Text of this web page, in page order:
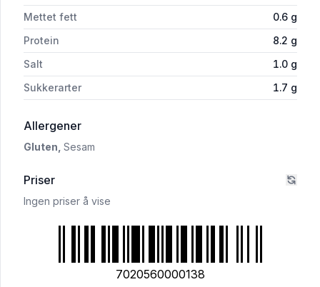
Mettet fett
0.6 g
Protein
8.2 g
Salt
1.0 g
Sukkerarter
1.7 g
Allergeneri 'Brimi Brød Kaku 750g Christensen'
Gluten, Sesam
Priser
Ingen priser å vise
7020560000138